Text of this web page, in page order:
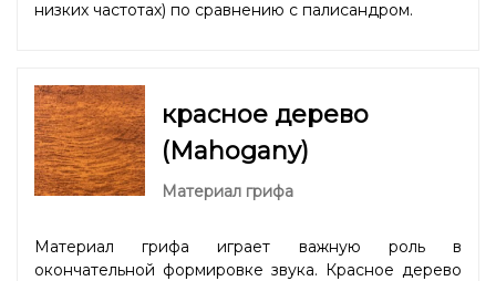
низких частотах) по сравнению с палисандром.
красное дерево
(Mahogany)
Материал грифа
Материал грифа играет важную роль в
окончательной формировке звука. Красное дерево